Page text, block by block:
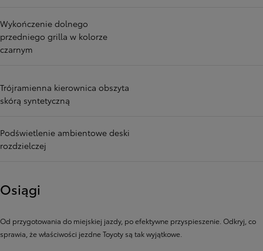
Wykończenie dolnego
przedniego grilla w kolorze
czarnym
Trójramienna kierownica obszyta
skórą syntetyczną
Podświetlenie ambientowe deski
rozdzielczej
Osiągi
Od przygotowania do miejskiej jazdy, po efektywne przyspieszenie. Odkryj, co
sprawia, że ​​właściwości jezdne Toyoty są tak wyjątkowe.